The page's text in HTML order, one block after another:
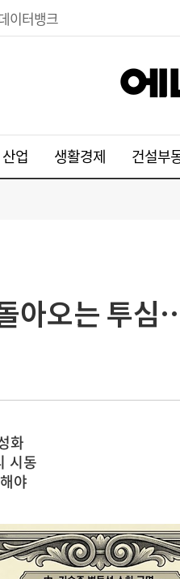
이터뱅크
산업 생활경제 건설부
아오는 투
화
시동
야